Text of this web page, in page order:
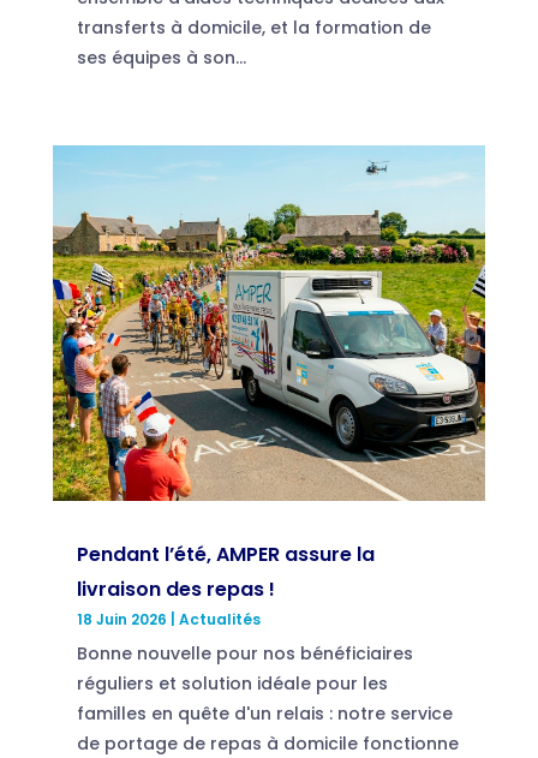
transferts à domicile, et la formation de
ses équipes à son...
Pendant l’été, AMPER assure la
livraison des repas !
18 Juin 2026 Actualités
Bonne nouvelle pour nos bénéficiaires
réguliers et solution idéale pour les
familles en quête d'un relais : notre service
de portage de repas à domicile fonctionne